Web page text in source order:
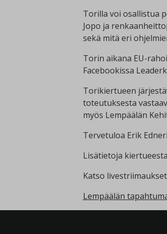
Torilla voi osallistua
Jopo ja
sekä mitä eri
Torin aikana EU-
Facebookissa
Torikiertueen
toteutuksesta
myös Lempäälän
Tervetuloa Erik
Lisätietoja
Katso
Lempäälän